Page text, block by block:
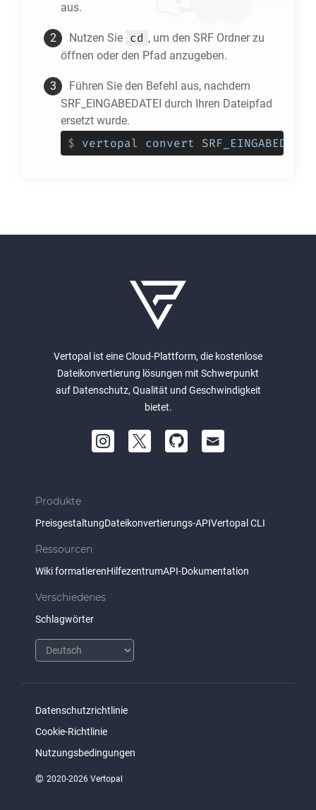
aus.
Nutzen Sie cd , um den SRF Ordner zu
öffnen oder den Pfad anzugeben.
Führen Sie den Befehl aus, nachdem
SRF_EINGABEDATEI durch Ihren Dateipfad
ersetzt wurde.
$ vertopal convert
Vertopal ist eine Cloud-Plattform, die kostenlose
Dateikonvertierung lösungen mit Schwerpunkt
auf Datenschutz, Qualität und Geschwindigkeit
bietet.
Produkte
PreisgestaltungDateikonvertierungs-APIVertopal CLI
Ressourcen
Wiki formatierenHilfezentrumAPI-Dokumentation
Verschiedenes
Schlagwörter
Datenschutzrichtlinie
Cookie-Richtlinie
Nutzungsbedingungen
© 2020-2026 Vertopal